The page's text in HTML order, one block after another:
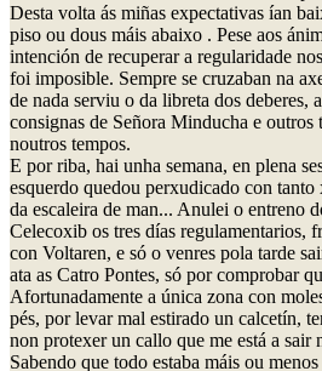
Desta volta ás miñas expectativas ían
piso ou dous máis abaixo . Pese aos
intención de recuperar a regularidade
foi imposible. Sempre se cruzaban na
de nada serviu o da libreta dos deberes,
consignas de Señora Minducha e outros
noutros tempos.
E por riba, hai unha semana, en plena
esquerdo quedou perxudicado con
da escaleira de man... Anulei o entreno
Celecoxib os tres días regulamentarios,
con Voltaren, e só o venres pola tarde
ata as Catro Pontes, só por comprobar
Afortunadamente a única zona con
pés, por levar mal estirado un calcetín,
non protexer un callo que me está a sair
Sabendo que todo estaba máis ou